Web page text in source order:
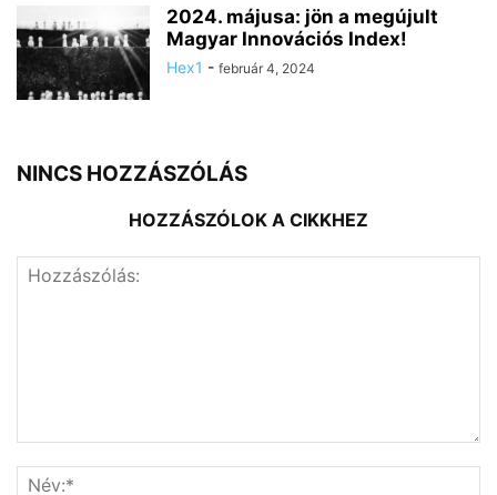
2024. májusa: jön a megújult
Magyar Innovációs Index!
Hex1 - február 4, 2024
NINCS HOZZÁSZÓLÁS
HOZZÁSZÓLOK A CIKKHEZ